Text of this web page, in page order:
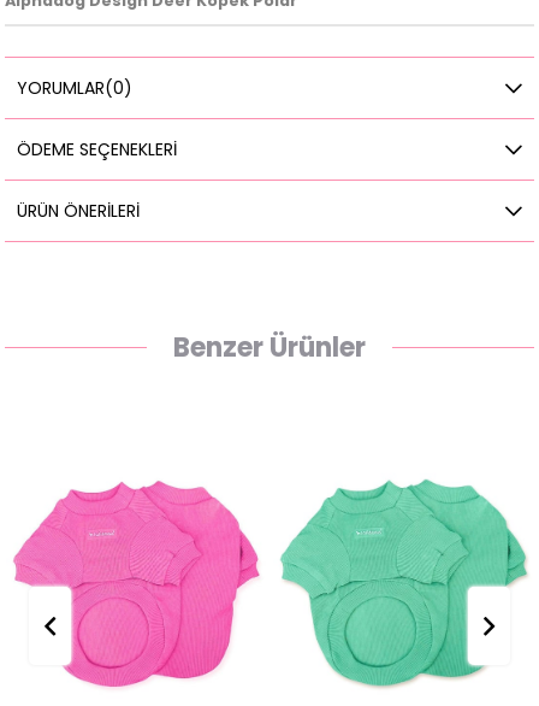
YORUMLAR(0)
ÖDEME SEÇENEKLERI
ÜRÜN ÖNERILERI
Benzer Ürünler